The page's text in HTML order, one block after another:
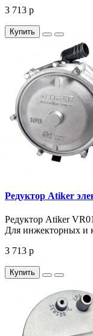
3 713 р
Купить
Редуктор Atiker
Редуктор Atiker
Для инжекторных и
3 713 р
Купить